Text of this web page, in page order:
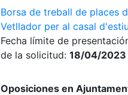
Borsa de treball de places
Vetllador per al casal
Fecha límite de
de la solicitud: 18/04/2023
Oposiciones en